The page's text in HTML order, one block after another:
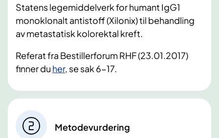
Statens legemiddelverk for humant IgG1
monoklonalt antistoff (Xilonix) til behandling
av metastatisk kolorektal kreft.
Referat fra Bestillerforum RHF (23.01.2017)
finner du her, se sak 6-17.
Metodevurdering